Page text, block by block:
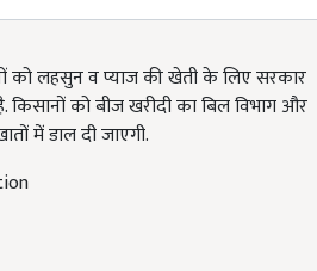
को लहसुन व प्याज की खेती के लिए सरकार
किसानों को बीज खरीदी का बिल विभाग और
में डाल दी जाएगी.